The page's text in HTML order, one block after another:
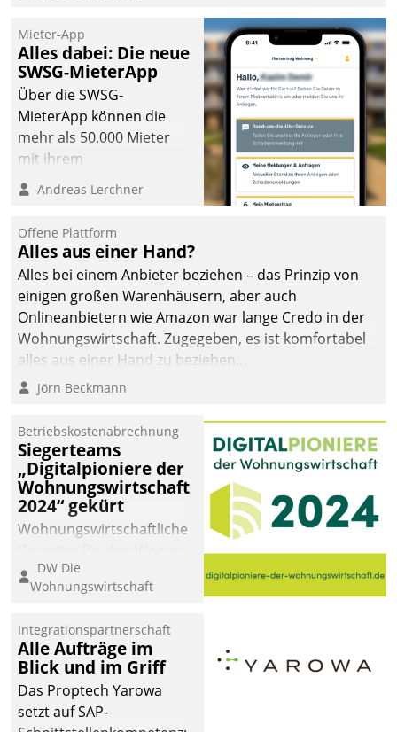
Mieter-App
Alles dabei: Die neue
SWSG-MieterApp
Über die SWSG-
MieterApp können die
mehr als 50.000 Mieter
mit ihrem
Wohnungsunternehmen
kommunizieren, auf dem
einsehen und ändern
oder
Schadensmeldungen
abgeben – rund um die
Uhr.
Andreas Lerchner
Offene Plattform
Alles aus einer Hand?
Alles bei einem Anbieter beziehen – das Prinzip von
einigen großen Warenhäusern, aber auch
Onlineanbietern wie Amazon war lange Credo in der
Wohnungswirtschaft. Zugegeben, es ist komfortabel
alles aus einer Hand zu beziehen...
Jörn Beckmann
Betriebskostenabrechnung
Siegerteams
„Digitalpioniere der
Wohnungswirtschaft
2024“ gekürt
Wohnungswirtschaftliche
eine digitale Zukunft zu
finden, ist das Ziel des
der
Wohnungswirtschaft“.
Bewerben können sich
dafür ein Team
bestehend aus
DW Die
Wohnungswirtschaft
Integrationspartnerschaft
Alle Aufträge im
Blick und im Griff
Das Proptech Yarowa
setzt auf SAP-